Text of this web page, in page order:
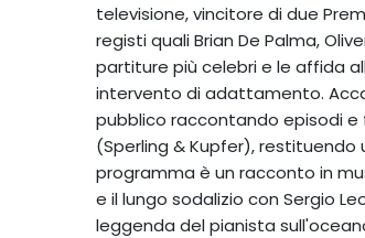
televisione, vincitore di due
registi quali Brian De Palma,
partiture più celebri e le affida
intervento di adattamento.
pubblico raccontando episodi e
(Sperling & Kupfer),
programma è un racconto in
e il lungo sodalizio con Sergio
leggenda del pianista